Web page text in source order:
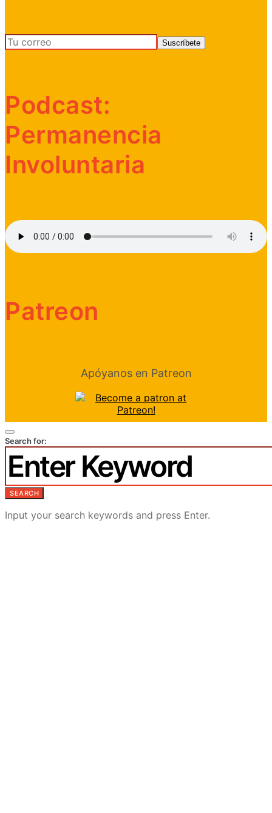
Podcast:
Permanencia
Involuntaria
Patreon
Apóyanos en Patreon
Search for:
SEARCH
Input your search keywords and press Enter.